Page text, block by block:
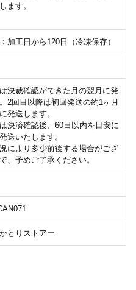
ます。
加工日から120日（冷凍保存）
決裁確認ができた月の翌月に発
2回目以降は初回発送の約1ヶ月
発送します。
決済確認後、60日以内を目安に
送いたします。
により多少前後する場合がござ
、予めご了承ください。
とりストアー